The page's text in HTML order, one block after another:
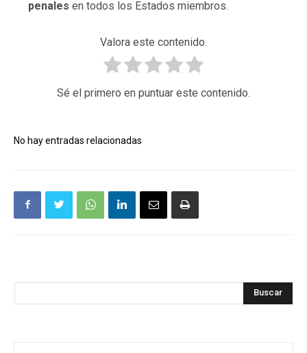
penales en todos los Estados miembros.
Valora este contenido.
Sé el primero en puntuar este contenido.
No hay entradas relacionadas
Buscar